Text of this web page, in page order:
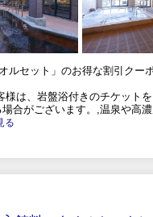
セット」のお得な割引クーポ
は、岩盤浴付きのチケットを
合がございます。,温泉や高
る